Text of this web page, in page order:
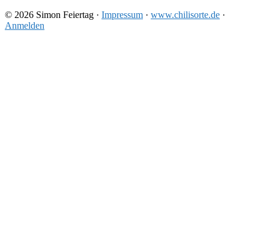
© 2026 Simon Feiertag · Impressum · www.chilisorte.de ·
Anmelden